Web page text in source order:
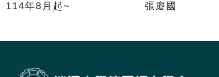
114年8月起~ 張慶國